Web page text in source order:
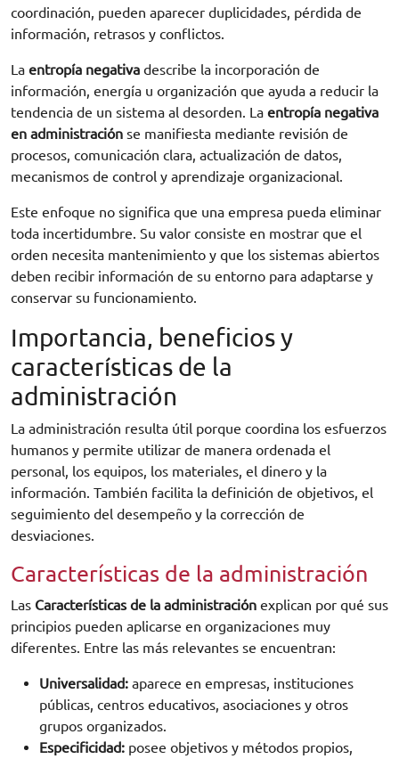
coordinación, pueden aparecer duplicidades, pérdida de
información, retrasos y conflictos.
La entropía negativa describe la incorporación de
información, energía u organización que ayuda a reducir la
tendencia de un sistema al desorden. La entropía negativa
en administración se manifiesta mediante revisión de
procesos, comunicación clara, actualización de datos,
mecanismos de control y aprendizaje organizacional.
Este enfoque no significa que una empresa pueda eliminar
toda incertidumbre. Su valor consiste en mostrar que el
orden necesita mantenimiento y que los sistemas abiertos
deben recibir información de su entorno para adaptarse y
conservar su funcionamiento.
Importancia, beneficios y
características de la
administración
La administración resulta útil porque coordina los esfuerzos
humanos y permite utilizar de manera ordenada el
personal, los equipos, los materiales, el dinero y la
información. También facilita la definición de objetivos, el
seguimiento del desempeño y la corrección de
desviaciones.
Características de la administración
Las Características de la administración explican por qué sus
principios pueden aplicarse en organizaciones muy
diferentes. Entre las más relevantes se encuentran:
Universalidad: aparece en empresas, instituciones
públicas, centros educativos, asociaciones y otros
grupos organizados.
Especificidad: posee objetivos y métodos propios,